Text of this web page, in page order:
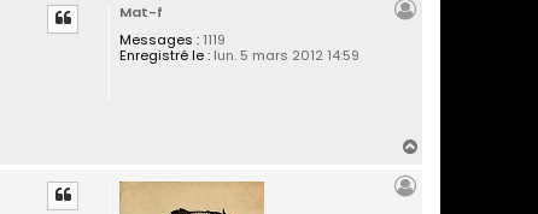
Mat-f
Messages :1119
Enregistré le :lun. 5 mars 2012 14:59